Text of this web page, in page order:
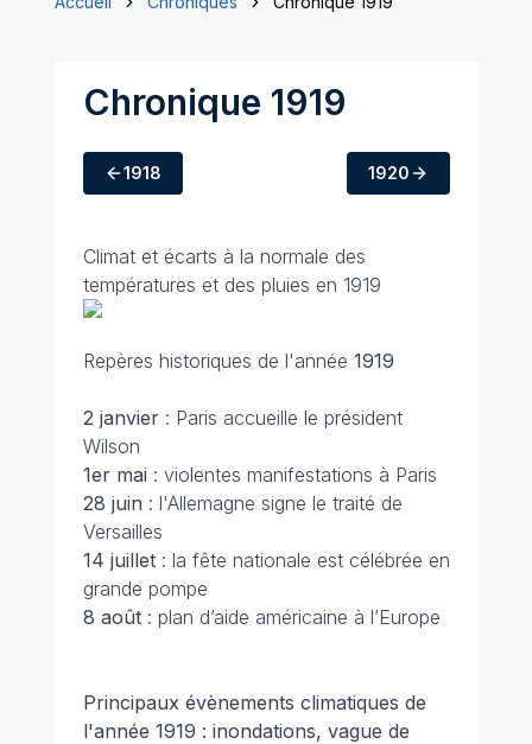
Chronique 1919
1918 1920
Climat et écarts à la normale des
températures et des pluies en 1919
Repères historiques de l'année 1919
2 janvier: Paris accueille le président
Wilson
1er mai : violentes manifestations à Paris
28 juin : l'Allemagne signe le traité de
Versailles
14 juillet: la fête nationale est célébrée en
grande pompe
8 août: plan d’aide américaine à l’Europe
Principaux évènements climatiques de
l'année 1919 : inondations, vague de